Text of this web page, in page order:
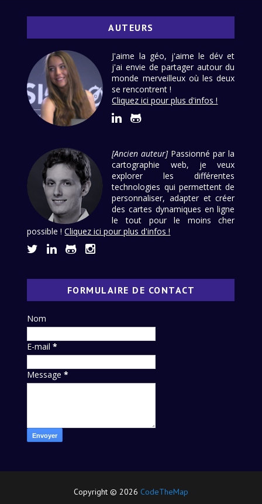
AUTEURS
J'aime la géo, j'aime le dév et
j'ai envie de partager autour du
monde merveilleux où les deux
se rencontrent !
Cliquez ici pour plus d'infos !
[Ancien auteur]Passionné par la
cartographie web, je veux
explorer les différentes
technologies qui permettent de
personnaliser, adapter et créer
des cartes dynamiques en ligne
le tout pour le moins cher
possible !Cliquez ici pour plus d'infos !
FORMULAIRE DE CONTACT
Nom
E-mail*
Message*
Copyright © 2026 CodeTheMap